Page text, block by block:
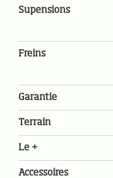
Supensions
Freins
Garantie
Terrain
Le +
Accessoires